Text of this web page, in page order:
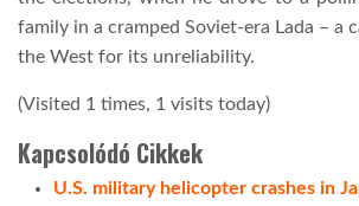
LATIMO.HU
family in a cramped Soviet-era Lada – a
the West for its unreliability.
(Visited 1 times, 1 visits today)
Kapcsolódó Cikkek
U.S. military helicopter crashes in